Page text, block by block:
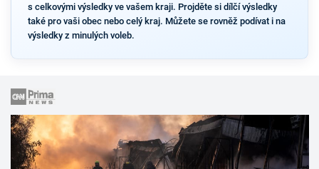
s celkovými výsledky ve vašem kraji. Projděte si dílčí výsledky
také pro vaši obec nebo celý kraj. Můžete se rovněž podívat i na
výsledky z minulých voleb.